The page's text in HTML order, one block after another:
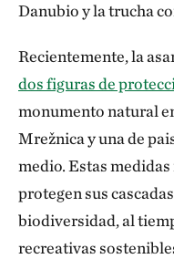
Danubio y la trucha
Recientemente, la
dos figuras de
monumento natural
Mrežnica y una de
medio. Estas
protegen sus
biodiversidad, al
recreativas